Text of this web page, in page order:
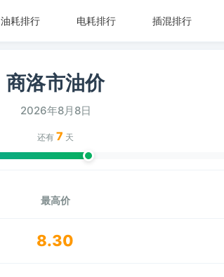
油耗排行 电耗排行 插混排行
商洛市油价
2026年8月8日
还有 7 天
最高价
8.30